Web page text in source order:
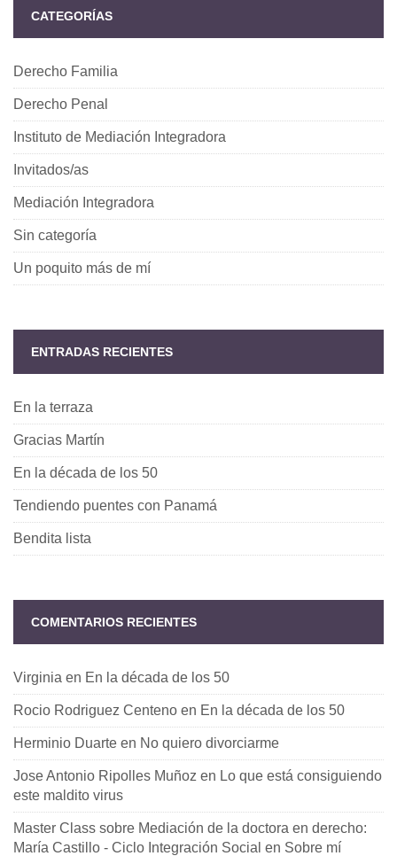
CATEGORÍAS
Derecho Familia
Derecho Penal
Instituto de Mediación Integradora
Invitados/as
Mediación Integradora
Sin categoría
Un poquito más de mí
ENTRADAS RECIENTES
En la terraza
Gracias Martín
En la década de los 50
Tendiendo puentes con Panamá
Bendita lista
COMENTARIOS RECIENTES
Virginia en En la década de los 50
Rocio Rodriguez Centeno en En la década de los 50
Herminio Duarte en No quiero divorciarme
Jose Antonio Ripolles Muñoz en Lo que está consiguiendo
este maldito virus
Master Class sobre Mediación de la doctora en derecho:
María Castillo - Ciclo Integración Social en Sobre mí